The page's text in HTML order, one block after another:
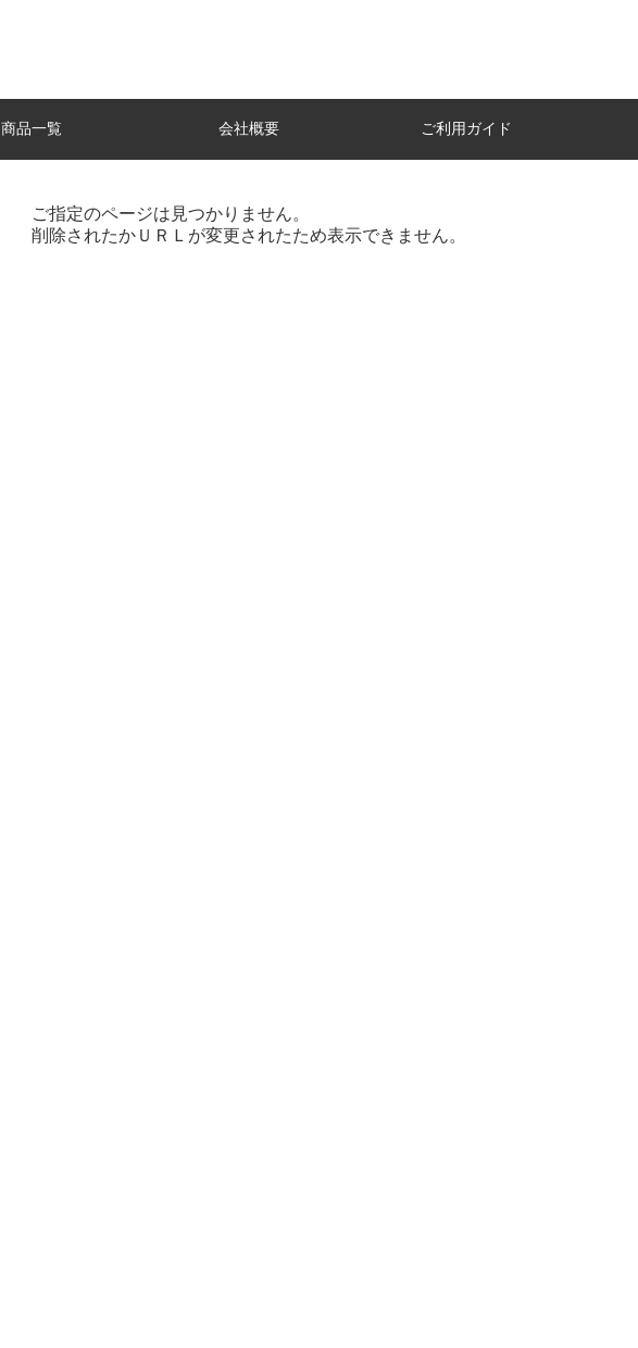
商品一覧 会社概要 ご利用ガイド
ご指定のページは見つかりません。
削除されたかＵＲＬが変更されたため表示できません。